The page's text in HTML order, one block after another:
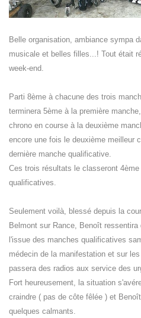
Belle organisation, ambiance sympa
musicale et belles filles...! Tout était
week-end.
Parti 8ème à chacune des trois
terminera 5ème à la première
chrono en course à la deuxième
encore une fois le deuxième meilleur
dernière manche qualificative.
Ces trois résultats le classeront
qualificatives.
Seulement voilà, blessé depuis la
Belmont sur Rance, Benoît
l'issue des manches qualificatives
médecin de la manifestation et sur
passera des radios aux service des
Fort heureusement, la situation
craindre ( pas de côte fêlée ) et
quelques calmants.